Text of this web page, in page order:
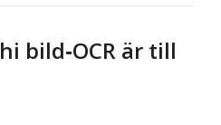
bild‑OCR är till